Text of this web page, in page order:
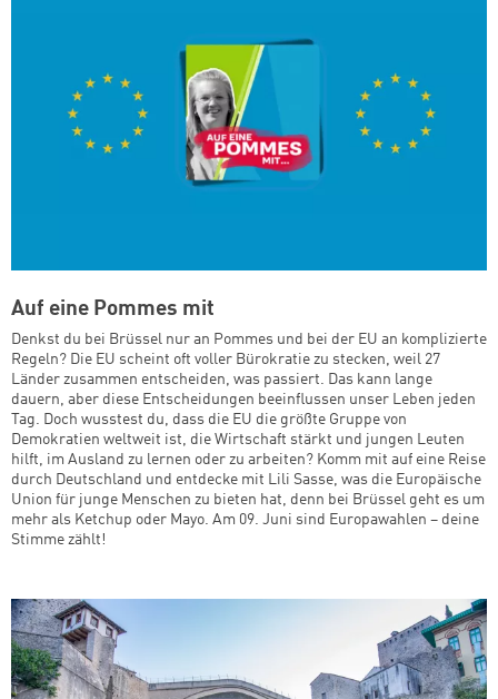
Auf eine Pommes mit
Denkst du bei Brüssel nur an Pommes und bei der EU an komplizierte
Regeln? Die EU scheint oft voller Bürokratie zu stecken, weil 27
Länder zusammen entscheiden, was passiert. Das kann lange
dauern, aber diese Entscheidungen beeinflussen unser Leben jeden
Tag. Doch wusstest du, dass die EU die größte Gruppe von
Demokratien weltweit ist, die Wirtschaft stärkt und jungen Leuten
hilft, im Ausland zu lernen oder zu arbeiten? Komm mit auf eine Reise
durch Deutschland und entdecke mit Lili Sasse, was die Europäische
Union für junge Menschen zu bieten hat, denn bei Brüssel geht es um
mehr als Ketchup oder Mayo. Am 09. Juni sind Europawahlen – deine
Stimme zählt!